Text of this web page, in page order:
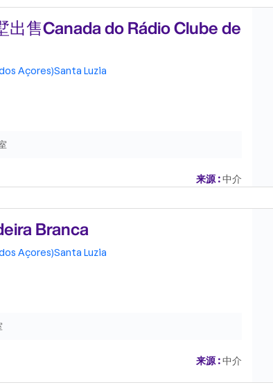
出售Canada do Rádio Clube de
Açores)Santa Luzia
来源 :中介
Branca
Açores)Santa Luzia
来源 :中介